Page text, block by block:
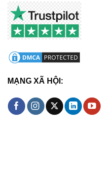
MẠNG XÃ HỘI: